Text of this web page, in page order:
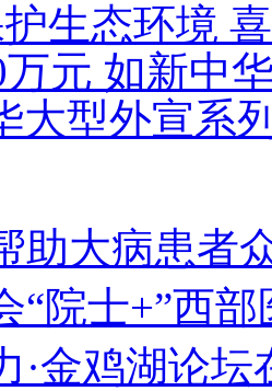
生态环境
万元 如新中
大型外宣系
助大病患者
“院士+”西
·金鸡湖论坛